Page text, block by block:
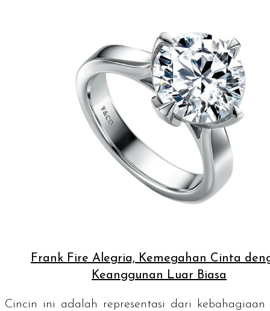
Frank Fire Alegria, Kemegahan Cinta
Keanggunan Luar Biasa
Cincin ini adalah representasi dari kebahagiaan